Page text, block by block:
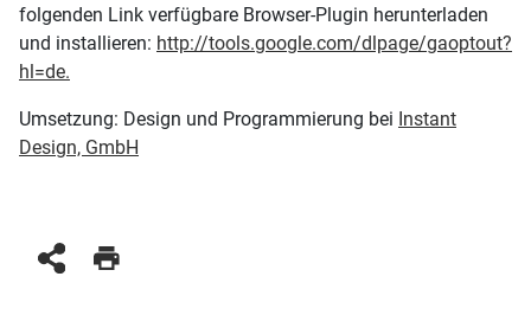
folgenden Link verfügbare Browser-Plugin herunterladen
und installieren: http://tools.google.com/dlpage/gaoptout?
hl=de.
Umsetzung: Design und Programmierung bei Instant
Design, GmbH